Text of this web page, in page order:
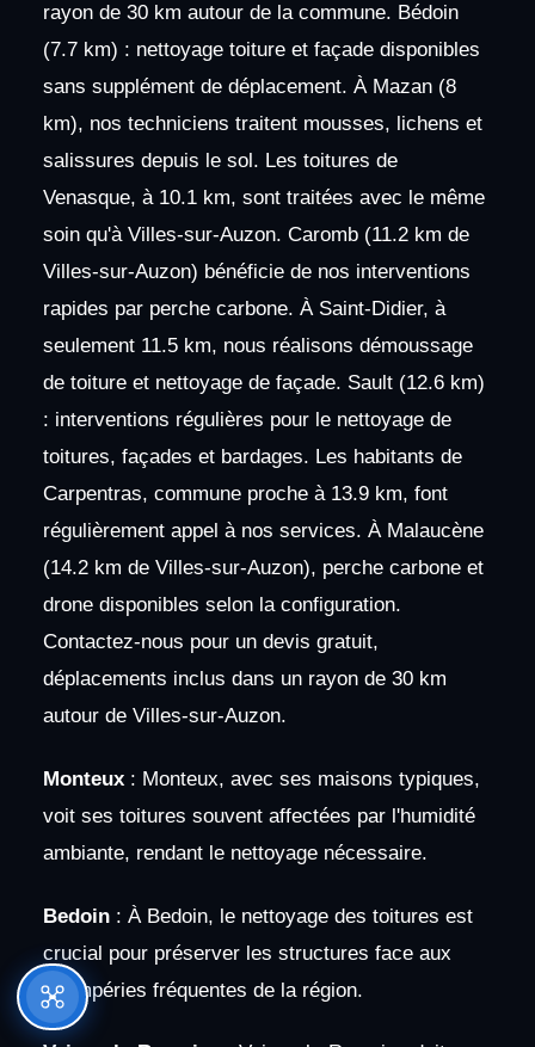
rayon de 30 km autour de la commune. Bédoin
(7.7 km) : nettoyage toiture et façade disponibles
sans supplément de déplacement. À Mazan (8
km), nos techniciens traitent mousses, lichens et
salissures depuis le sol. Les toitures de
Venasque, à 10.1 km, sont traitées avec le même
soin qu'à Villes-sur-Auzon. Caromb (11.2 km de
Villes-sur-Auzon) bénéficie de nos interventions
rapides par perche carbone. À Saint-Didier, à
seulement 11.5 km, nous réalisons démoussage
de toiture et nettoyage de façade. Sault (12.6 km)
: interventions régulières pour le nettoyage de
toitures, façades et bardages. Les habitants de
Carpentras, commune proche à 13.9 km, font
régulièrement appel à nos services. À Malaucène
(14.2 km de Villes-sur-Auzon), perche carbone et
drone disponibles selon la configuration.
Contactez-nous pour un devis gratuit,
déplacements inclus dans un rayon de 30 km
autour de Villes-sur-Auzon.
Monteux: Monteux, avec ses maisons typiques,
voit ses toitures souvent affectées par l'humidité
ambiante, rendant le nettoyage nécessaire.
Bedoin: À Bedoin, le nettoyage des toitures est
crucial pour préserver les structures face aux
intempéries fréquentes de la région.